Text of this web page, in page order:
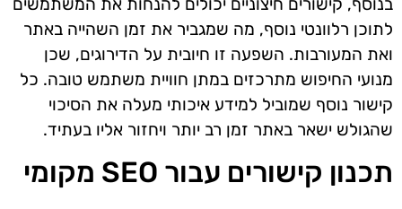
לתוכן רלוונטי נוסף, מה שמגביר את זמן השהייה באתר
ואת המעורבות. השפעה זו חיובית על הדירוגים, שכן
מנועי החיפוש מתרכזים במתן חוויית משתמש טובה. כל
קישור נוסף שמוביל למידע איכותי מעלה את הסיכוי
שהגולש ישאר באתר זמן רב יותר ויחזור אליו בעתיד.
תכנון קישורים עבור SEO מקומי